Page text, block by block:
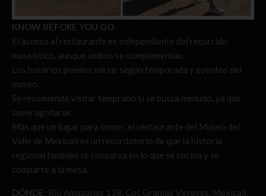
KNOW BEFORE YOU GO
El acceso al restaurante es independiente del recorrido
museístico, aunque ambos se complementan.
Los horarios pueden variar según temporada y eventos del
museo.
Se recomienda visitar temprano si se busca menudo, ya que
suele agotarse.
Más que un lugar para comer, el restaurante del Museo del
Valle de Mexicali es un recordatorio de que la historia
regional también se conserva en lo que se cocina y se
comparte a la mesa.
DÓNDE: Río Amazonas 138, Col. Granjas Virreyes, Mexicali,